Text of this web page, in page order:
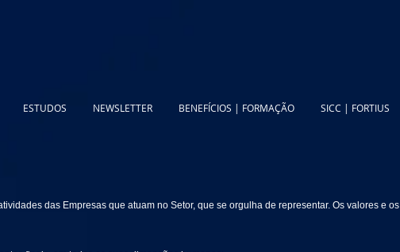
ESTUDOS NEWSLETTER BENEFÍCIOS | FORMAÇÃO SICC | FORTIUS
das Empresas que atuam no Setor, que se orgulha de representar. Os valores e os